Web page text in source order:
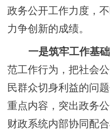
政务公开工作力度，
力争创新的成绩。
一是筑牢工作基础
范工作行为，把社会
民群众切身利益的问
重点内容，突出政务
财政系统内部协同配